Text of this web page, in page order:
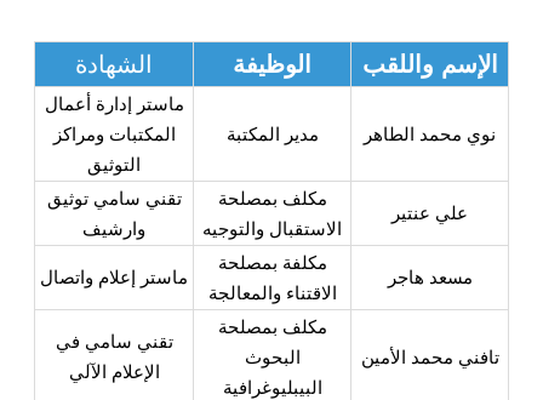
الإسم واللقب الوظيفة الشهادة
نوي محمد الطاهر مدير المكتبة
ماستر إدارة أعمال
المكتبات ومراكز
التوثيق
علي عنتير
مكلف بمصلحة
الاستقبال والتوجيه
تقني سامي توثيق
وارشيف
مسعد هاجر
مكلفة بمصلحة
الاقتناء والمعالجة
ماستر إعلام واتصال
تافني محمد الأمين
مكلف بمصلحة
البحوث
البيبليوغرافية
تقني سامي في
الإعلام الآلي